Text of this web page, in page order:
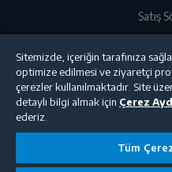
Satış
© 2025
Sitemizde, içeriğin tarafınıza
optimize edilmesi ve ziyaretçi
çerezler kullanılmaktadır. Site
detaylı bilgi almak için Çerez
ederiz.
Tüm